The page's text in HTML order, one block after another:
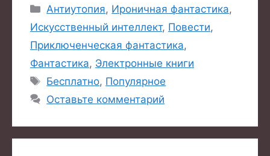
Рубрики
Антиутопия, Ироничная фантастика,
Искусственный интеллект, Повести,
Приключенческая фантастика,
Фантастика, Электронные книги
Метки
Бесплатно, Популярное
Оставьте комментарий